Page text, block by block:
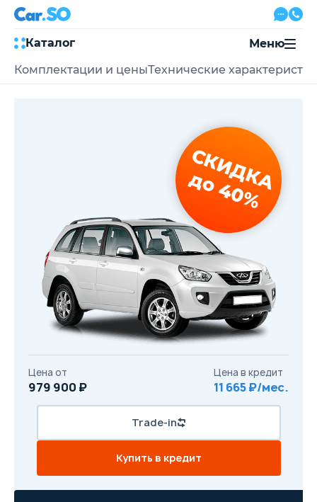
Каталог
8 800 500-03-23
с 08:00 по 20:00, без выходных
Привольная улица, 2, к5
Перезвоните мне
Меню
Комплектации и ценыТехнические
СКИДКА
до 40%
Цена от
979 900 ₽
Цена в кредит
11 665 ₽/мес.
Trade-in
Купить в кредит